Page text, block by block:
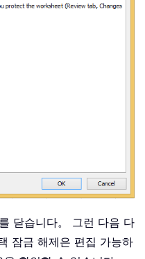
닫습니다。 그런 다음 다
잠금 해제은 편집 가능하